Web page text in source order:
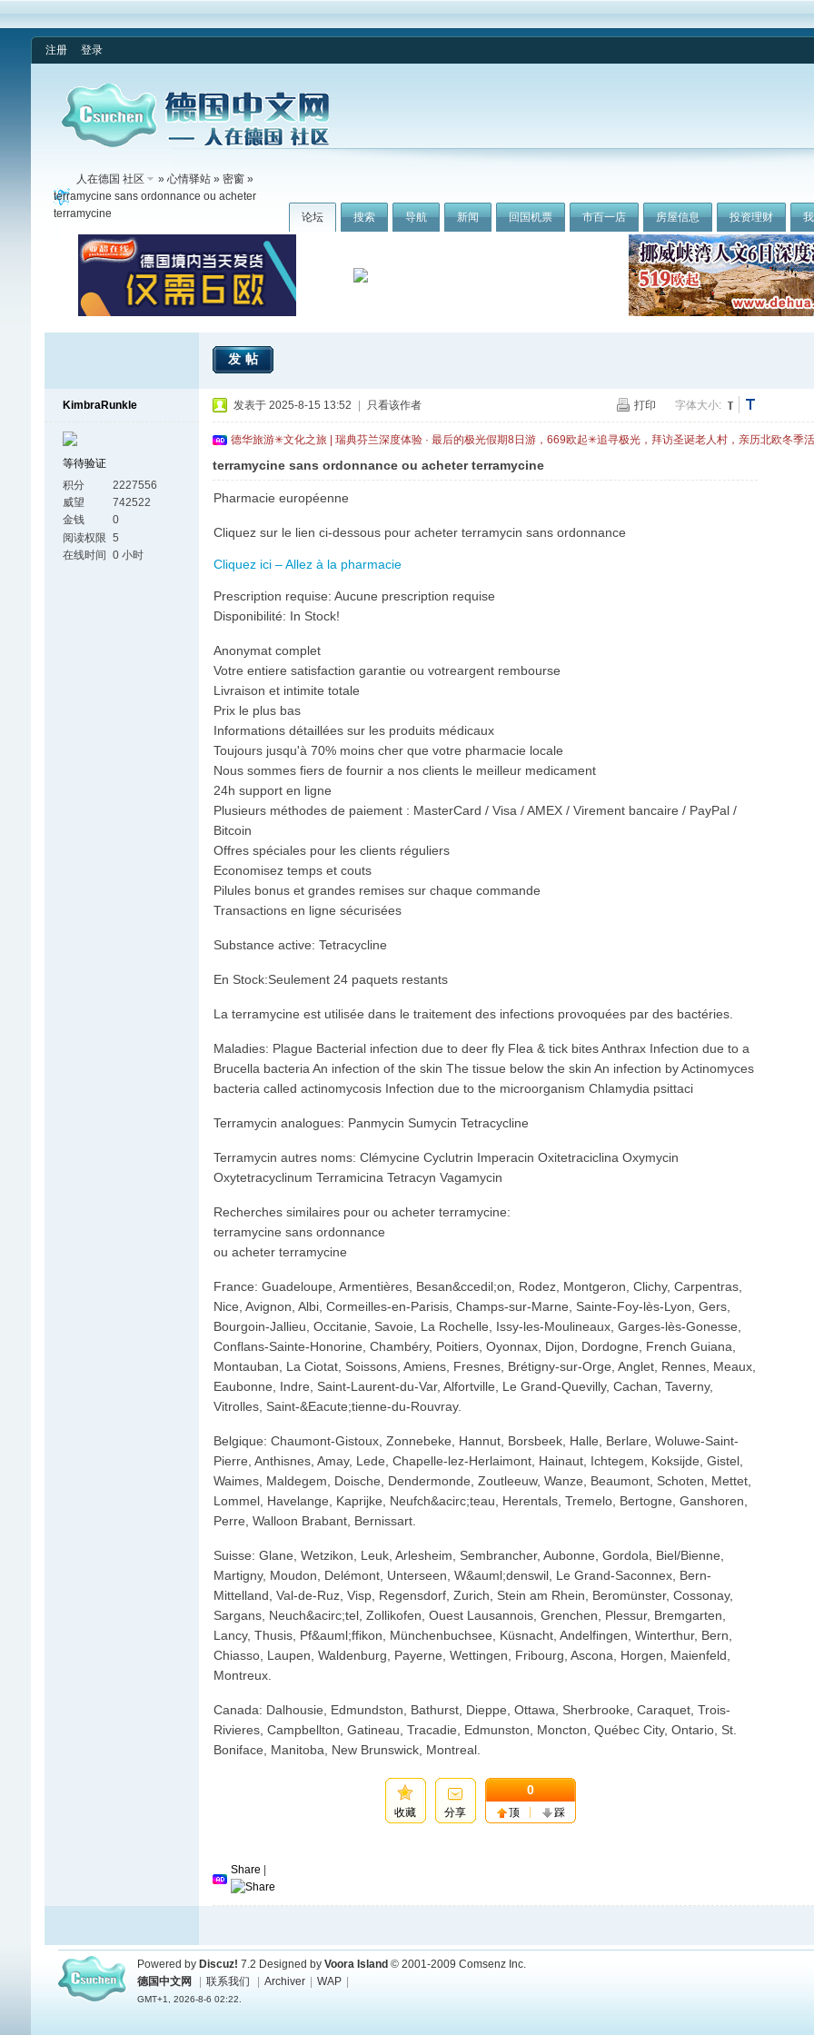
注册 登录
论坛 搜索 导航 新闻 回国机票 市百一店 房屋信息 投资理财
人在德国 社区 » 心情驿站» 密窗»
terramycine sans ordonnance ou acheter
terramycine
发帖
KimbraRunkle
等待验证
积分
2227556
威望
742522
金钱
0
阅读权限 5
在线时间 0 小时
打印 字体大小:
发表于 2025-8-15 13:52 只看该作者
德华旅游✳文化之旅 | 瑞典芬兰深度体验 · 最后的极光假期8日游，669欧起✳追寻极光，拜访圣诞老人村，亲历北欧冬季
terramycine sans ordonnance ou acheter terramycine
Pharmacie européenne
Cliquez sur le lien ci-dessous pour acheter terramycin sans ordonnance
Cliquez ici – Allez à la pharmacie
Prescription requise: Aucune prescription requise
Disponibilité: In Stock!
Anonymat complet
Votre entiere satisfaction garantie ou votreargent rembourse
Livraison et intimite totale
Prix le plus bas
Informations détaillées sur les produits médicaux
Toujours jusqu'à 70% moins cher que votre pharmacie locale
Nous sommes fiers de fournir a nos clients le meilleur medicament
24h support en ligne
Plusieurs méthodes de paiement : MasterCard / Visa / AMEX / Virement bancaire / PayPal /
Bitcoin
Offres spéciales pour les clients réguliers
Economisez temps et couts
Pilules bonus et grandes remises sur chaque commande
Transactions en ligne sécurisées
Substance active: Tetracycline
En Stock:Seulement 24 paquets restants
La terramycine est utilisée dans le traitement des infections provoquées par des bactéries.
Maladies: Plague Bacterial infection due to deer fly Flea & tick bites Anthrax Infection due to a
Brucella bacteria An infection of the skin The tissue below the skin An infection by Actinomyces
bacteria called actinomycosis Infection due to the microorganism Chlamydia psittaci
Terramycin analogues: Panmycin Sumycin Tetracycline
Terramycin autres noms: Clémycine Cyclutrin Imperacin Oxitetraciclina Oxymycin
Oxytetracyclinum Terramicina Tetracyn Vagamycin
Recherches similaires pour ou acheter terramycine:
terramycine sans ordonnance
ou acheter terramycine
France: Guadeloupe, Armentières, Besan&ccedil;on, Rodez, Montgeron, Clichy, Carpentras,
Nice, Avignon, Albi, Cormeilles-en-Parisis, Champs-sur-Marne, Sainte-Foy-lès-Lyon, Gers,
Bourgoin-Jallieu, Occitanie, Savoie, La Rochelle, Issy-les-Moulineaux, Garges-lès-Gonesse,
Conflans-Sainte-Honorine, Chambéry, Poitiers, Oyonnax, Dijon, Dordogne, French Guiana,
Montauban, La Ciotat, Soissons, Amiens, Fresnes, Brétigny-sur-Orge, Anglet, Rennes, Meaux,
Eaubonne, Indre, Saint-Laurent-du-Var, Alfortville, Le Grand-Quevilly, Cachan, Taverny,
Vitrolles, Saint-&Eacute;tienne-du-Rouvray.
Belgique: Chaumont-Gistoux, Zonnebeke, Hannut, Borsbeek, Halle, Berlare, Woluwe-Saint-
Pierre, Anthisnes, Amay, Lede, Chapelle-lez-Herlaimont, Hainaut, Ichtegem, Koksijde, Gistel,
Waimes, Maldegem, Doische, Dendermonde, Zoutleeuw, Wanze, Beaumont, Schoten, Mettet,
Lommel, Havelange, Kaprijke, Neufch&acirc;teau, Herentals, Tremelo, Bertogne, Ganshoren,
Perre, Walloon Brabant, Bernissart.
Suisse: Glane, Wetzikon, Leuk, Arlesheim, Sembrancher, Aubonne, Gordola, Biel/Bienne,
Martigny, Moudon, Delémont, Unterseen, W&auml;denswil, Le Grand-Saconnex, Bern-
Mittelland, Val-de-Ruz, Visp, Regensdorf, Zurich, Stein am Rhein, Beromünster, Cossonay,
Sargans, Neuch&acirc;tel, Zollikofen, Ouest Lausannois, Grenchen, Plessur, Bremgarten,
Lancy, Thusis, Pf&auml;ffikon, Münchenbuchsee, Küsnacht, Andelfingen, Winterthur, Bern,
Chiasso, Laupen, Waldenburg, Payerne, Wettingen, Fribourg, Ascona, Horgen, Maienfeld,
Montreux.
Canada: Dalhousie, Edmundston, Bathurst, Dieppe, Ottawa, Sherbrooke, Caraquet, Trois-
Rivieres, Campbellton, Gatineau, Tracadie, Edmunston, Moncton, Québec City, Ontario, St.
Boniface, Manitoba, New Brunswick, Montreal.
收藏 分享
0
顶 踩
Share
Powered by Discuz! 7.2 Designed by Voora Island © 2001-2009 Comsenz Inc.
德国中文网
联系我们 Archiver WAP
GMT+1, 2026-8-6 02:22.